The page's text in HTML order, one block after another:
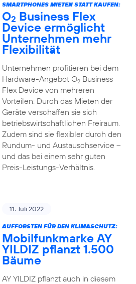
SMARTPHONES MIETEN STATT KAUFEN:
O2 Business Flex
Device ermöglicht
Unternehmen mehr
Flexibilität
Unternehmen profitieren bei dem
Hardware-Angebot O2Business
Flex Device von mehreren
Vorteilen: Durch das Mieten der
Geräte verschaffen sie sich
betriebswirtschaftlichen Freiraum.
Zudem sind sie flexibler durch den
Rundum- und Austauschservice –
und das bei einem sehr guten
Preis-Leistungs-Verhältnis.
11. Juli 2022
AUFFORSTEN FÜR DEN KLIMASCHUTZ:
Mobilfunkmarke AY
YILDIZ pflanzt 1.500
Bäume
AY YILDIZ pflanzt auch in diesem